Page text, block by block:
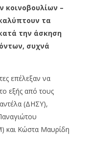
κοινοβουλίων –
τα
την άσκηση
συχνά
επέλεξαν να
εξής από τους
(ΔΗΣΥ),
και Κώστα Μαυρίδη